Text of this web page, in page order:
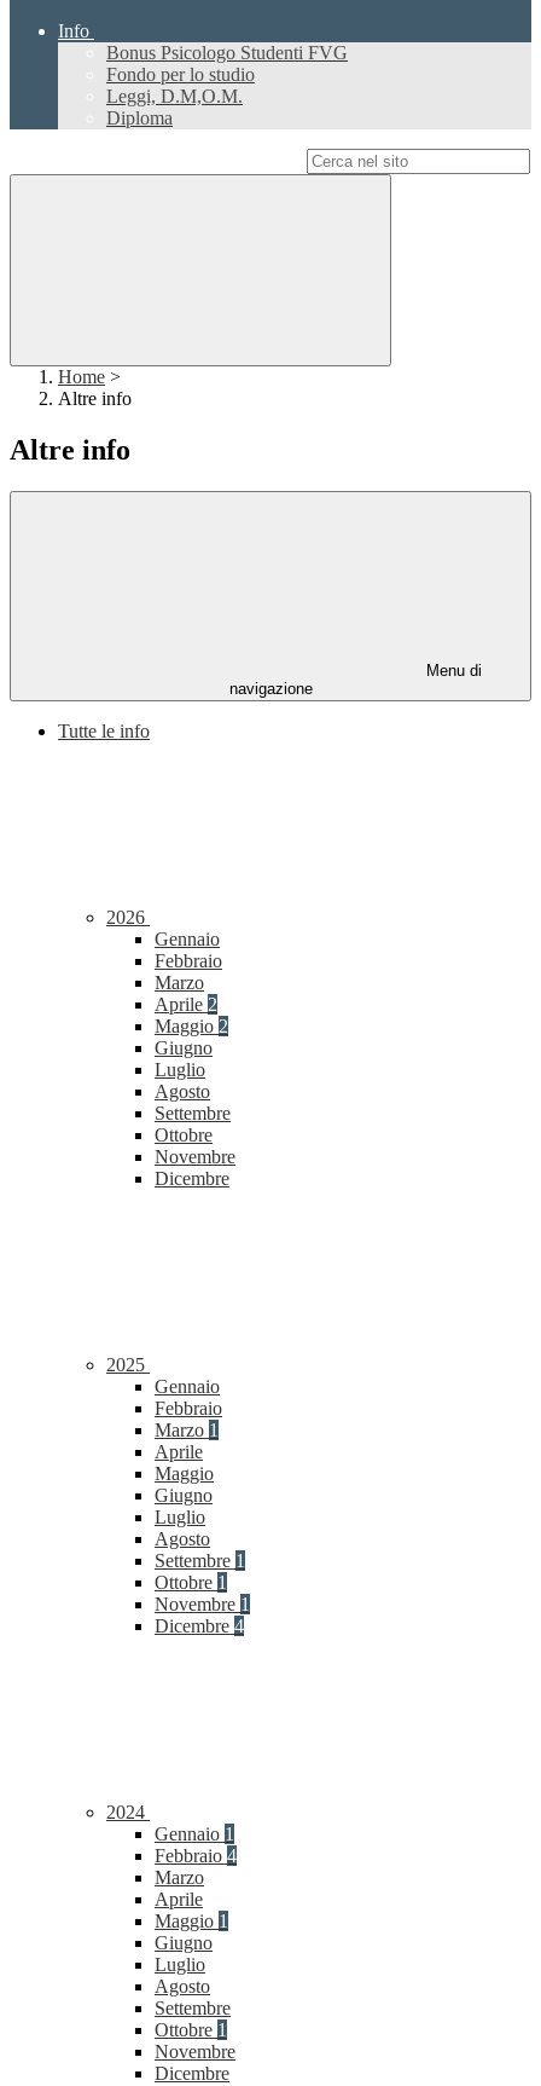
Info
Bonus Psicologo Studenti FVG
Fondo per lo studio
Leggi, D.M,O.M.
Diploma
Home >
Altre info
Altre info
Menu di
navigazione
Tutte le info
2026
Gennaio
Febbraio
Marzo
Aprile 2
Maggio 2
Giugno
Luglio
Agosto
Settembre
Ottobre
Novembre
Dicembre
2025
Gennaio
Febbraio
Marzo 1
Aprile
Maggio
Giugno
Luglio
Agosto
Settembre 1
Ottobre 1
Novembre 1
Dicembre 4
2024
Gennaio 1
Febbraio 4
Marzo
Aprile
Maggio 1
Giugno
Luglio
Agosto
Settembre
Ottobre 1
Novembre
Dicembre